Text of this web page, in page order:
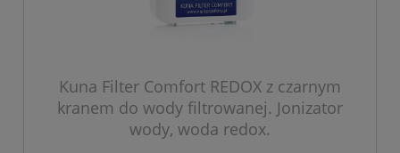
Kuna Filter Comfort REDOX z czarnym
kranem do wody filtrowanej. Jonizator
wody, woda redox.